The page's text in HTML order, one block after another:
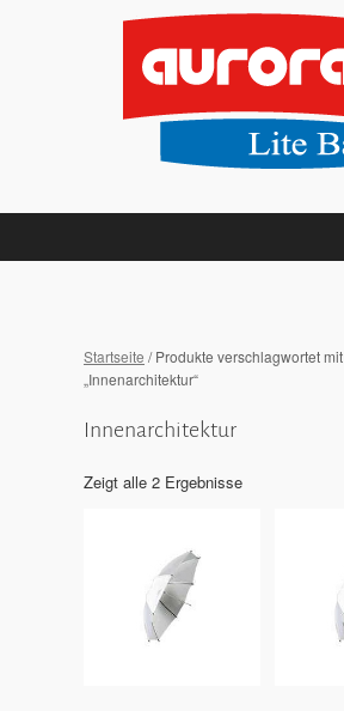
Startseite / Produkte verschlagwortet mit
„Innenarchitektur“
Innenarchitektur
Zeigt alle 2 Ergebnisse